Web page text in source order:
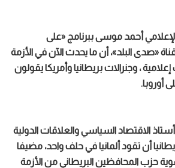
أحمد موسى ببرنامج «على
«صدى البلد»، أن ما يحدث الآن في الأزمة
، وجنرالات بريطانيا وأمريكا يقولون
أوروبا.
الاقتصاد السياسي والعلاقات الدولية
أن تقود ألمانيا في حلف واحد، مضيفا
حزب المحافظين البريطاني من الأزمة